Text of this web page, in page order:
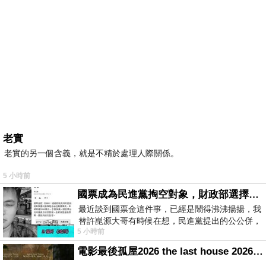
老實
老實的另一個含義，就是不精於處理人際關係。
5 小時前
國票成為民進黨掏空對象，財政部選擇性失憶
最近談到國票金這件事，已經是鬧得沸沸揚揚，我
替許崑源大哥有時候在想，民進黨提出的公公併，
其實就是想要國庫通黨庫，鬧出最大的醜
5 小時前
電影最後孤屋2026 the last house 2026 movie